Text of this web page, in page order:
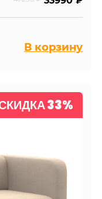
В корзину
33%